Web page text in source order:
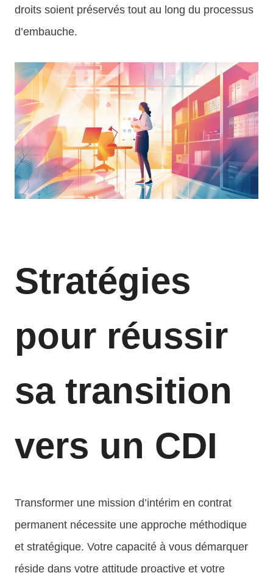
droits soient préservés tout au long du processus
d’embauche.
Stratégies
pour réussir
sa transition
vers un CDI
Transformer une mission d’intérim en contrat
permanent nécessite une approche méthodique
et stratégique. Votre capacité à vous démarquer
réside dans votre attitude proactive et votre